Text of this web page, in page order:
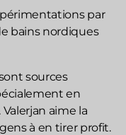
par
bains nordiques
sources
en
aime la
à en tirer profit.